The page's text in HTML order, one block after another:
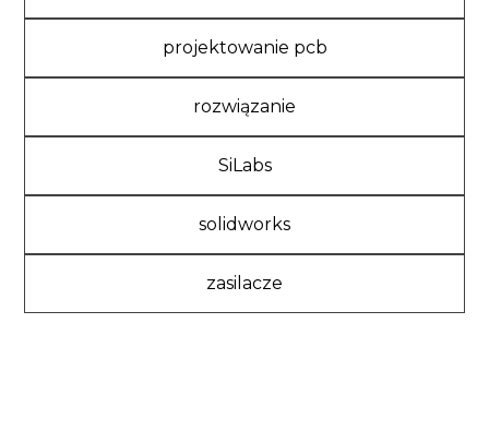
projektowanie pcb
rozwiązanie
SiLabs
solidworks
zasilacze